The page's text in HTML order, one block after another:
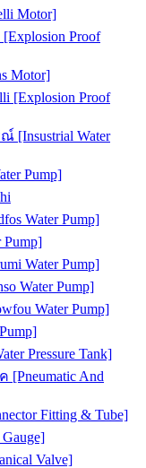
Motor]
Proof
Motor]
[Explosion Proof
Water
Pump]
Water Pump]
Water Pump]
Water Pump]
Water Pump]
Pressure Tank]
And
Fitting & Tube]
Valve]